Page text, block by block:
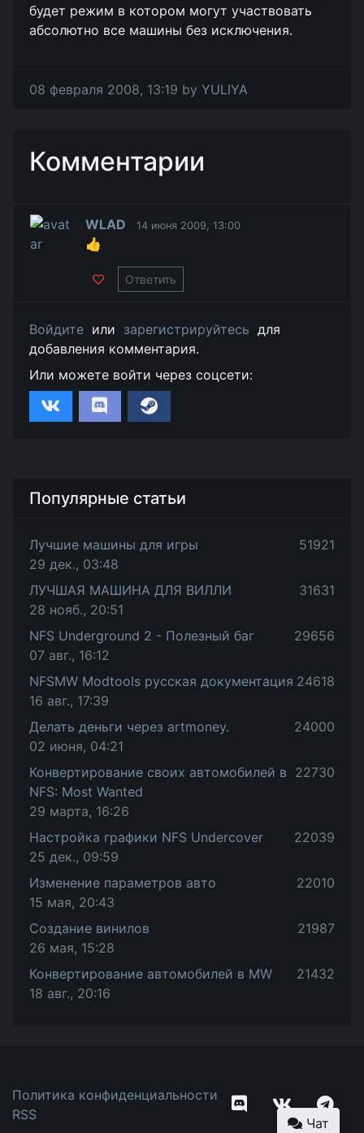
будет режим в котором могут участвовать
абсолютно все машины без исключения.
08 февраля 2008, 13:19 by YULIYA
Комментарии
WLAD 14 июня 2009, 13:00
👍
Ответить
Войдите или зарегистрируйтесь для
добавления комментария.
Или можете войти через соцсети:
Популярные статьи
Лучшие машины для игры
29 дек., 03:48
51921
ЛУЧШАЯ МАШИНА ДЛЯ ВИЛЛИ
28 нояб., 20:51
31631
NFS Underground 2 - Полезный баг
07 авг., 16:12
29656
NFSMW Modtools русская документация
16 авг., 17:39
24618
Делать деньги через artmoney.
02 июня, 04:21
24000
Конвертирование своих автомобилей в
NFS: Most Wanted
29 марта, 16:26
22730
Настройка графики NFS Undercover
25 дек., 09:59
22039
Изменение параметров авто
15 мая, 20:43
22010
Создание винилов
26 мая, 15:28
21987
Конвертирование автомобилей в MW
18 авг., 20:16
21432
Политика конфиденциальности
RSS
Чат